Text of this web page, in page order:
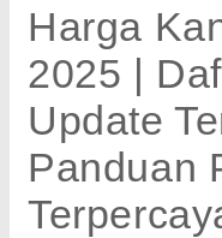
Harga
2025 |
Update
Panduan